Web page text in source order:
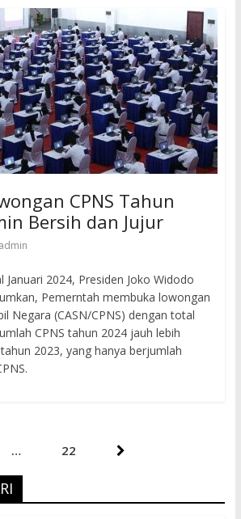
CPNS Tahun
Bersih dan Jujur
admin
Januari 2024, Presiden Joko Widodo
Pemerntah membuka lowongan
Negara (CASN/CPNS) dengan total
CPNS tahun 2024 jauh lebih
2023, yang hanya berjumlah
… 22